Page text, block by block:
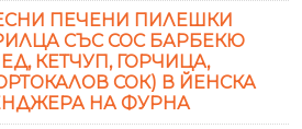
ПЕЧЕНИ ПИЛЕШКИ
СЪС СОС БАРБЕКЮ
КЕТЧУП, ГОРЧИЦА,
СОК) В ЙЕНСКА
НА ФУРНА